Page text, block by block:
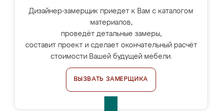
Дизайнер-замерщик приедет к Вам с каталогом
материалов,
проведёт детальные замеры,
составит проект и сделает окончательный расчёт
стоимости Вашей будущей мебели.
ВЫЗВАТЬ ЗАМЕРЩИКА